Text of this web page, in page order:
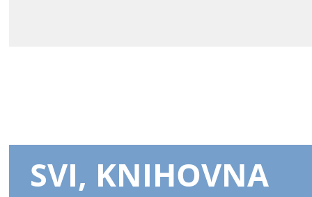
SVI, KNIHOVNA